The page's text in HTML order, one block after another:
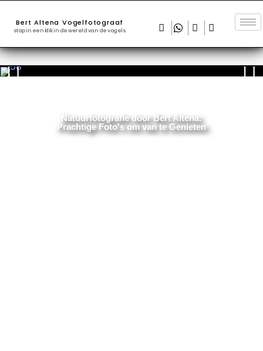
Bert Altena Vogelfotograaf
stap in een klik in de wereld van de vogels
Natuurfotografie door Bert Altena:
Prachtige Foto's om van te Genieten